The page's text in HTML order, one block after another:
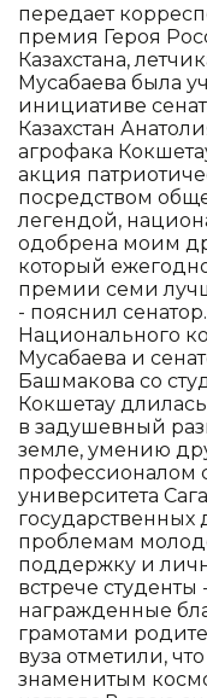
передает
премия Героя
Казахстана,
Мусабаева была
инициативе
Казахстан
агрофака
акция
посредством
легендой,
одобрена моим
который
премии семи
- пояснил
Национального
Мусабаева и
Башмакова со
Кокшетау
в задушевный
земле, умению
профессионалом
университета
государственных
проблемам
поддержку и
встрече
награжденные
грамотами
вуза отметили,
знаменитым